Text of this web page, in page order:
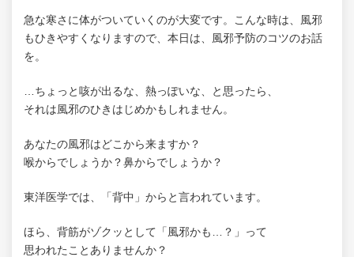
急な寒さに体がついていくのが大変です。こんな時は、風邪
もひきやすくなりますので、本日は、風邪予防のコツのお話
を。
…ちょっと咳が出るな、熱っぽいな、と思ったら、
それは風邪のひきはじめかもしれません。
あなたの風邪はどこから来ますか？
喉からでしょうか？鼻からでしょうか？
東洋医学では、「背中」からと言われています。
ほら、背筋がゾクッとして「風邪かも…？」って
思われたことありませんか？